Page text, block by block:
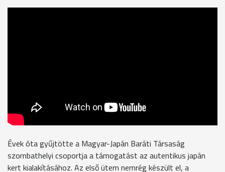
Évek óta gyűjtötte a Magyar-Japán Baráti Társaság
szombathelyi csoportja a támogatást az autentikus japán
kert kialakításához. Az első ütem nemrég készült el, a